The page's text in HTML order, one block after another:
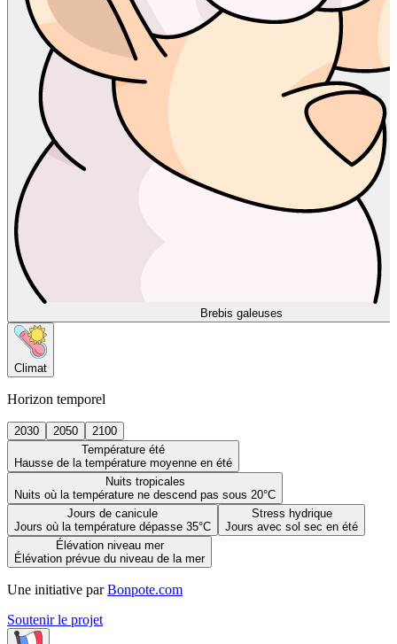
Brebis galeuses
Climat
Horizon temporel
2030 2050
2100
Température été
Hausse de la température moyenne en été
Nuits tropicales
Nuits où la température ne descend pas sous 20°C
Jours de canicule
Jours où la température dépasse 35°C
Stress hydrique
Jours avec sol sec en été
Élévation niveau mer
Élévation prévue du niveau de la mer
Une initiative par Bonpote.com
Soutenir le projet